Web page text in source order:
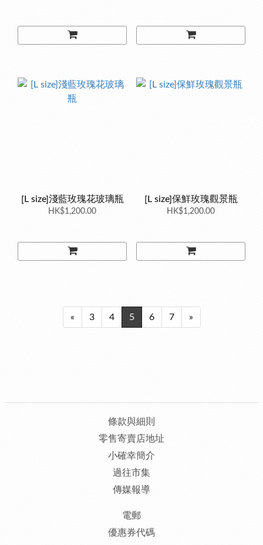
[L size]淺藍玫瑰花玻璃瓶
HK$1,200.00
[L size]保鮮玫瑰觀景瓶
HK$1,200.00
« 3 4 5 6 7 »
條款與細則
零售寄賣店地址
小確幸簡介
過往市集
傳媒報導
電郵
優惠券代碼